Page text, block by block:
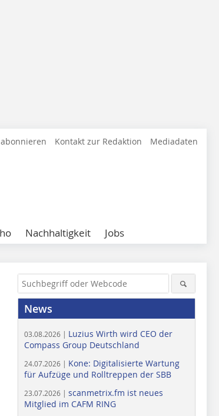
Kontakt zur Redaktion Mediadaten
Nachhaltigkeit Jobs
News
03.08.2026 | Luzius Wirth wird CEO der
Compass Group Deutschland
24.07.2026 | Kone: Digitalisierte Wartung
für Aufzüge und Rolltreppen der SBB
23.07.2026 | scanmetrix.fm ist neues
Mitglied im CAFM RING